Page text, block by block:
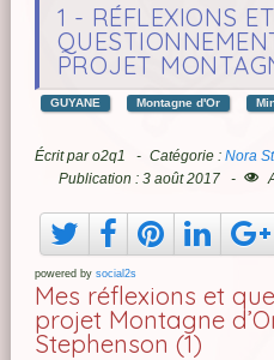
1 - RÉFLEXIONS ET
PROJET
GUYANE Montagne d'Or
Écrit paro2q1 Catégorie : Nora
Publication : 3 août 2017
powered by social2s
Mes réflexions et
projet Montagne
Stephenson (1)